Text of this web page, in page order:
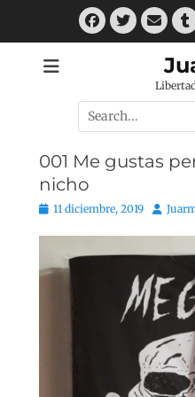
Facebook
Twitter
Buscar
por:
001 Me gustas
nicho
Publicado
11 diciembre, 2019 Autor